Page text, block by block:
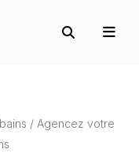
/ Agencez votre